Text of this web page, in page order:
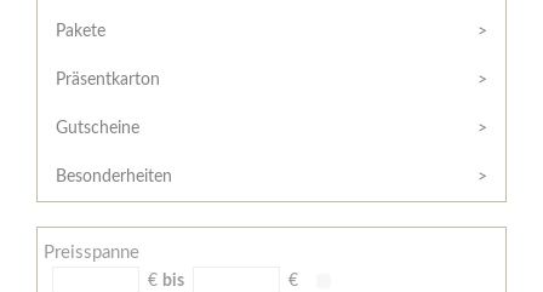
/
Widerrufsformular
AGB
Zahlungsbedingungen
Meine
Pakete
Präsentkarton
Gutscheine
Besonderheiten
Preisspanne
€ bis €